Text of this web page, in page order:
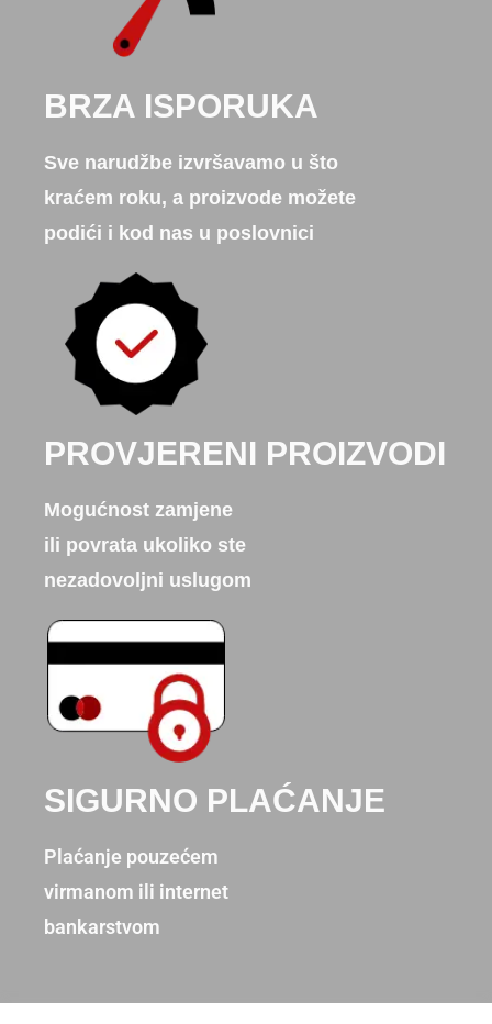
BRZA ISPORUKA
Sve narudžbe izvršavamo u što
kraćem roku, a proizvode možete
podići i kod nas u poslovnici
PROVJERENI PROIZVODI
Mogućnost zamjene
ili povrata ukoliko ste
nezadovoljni uslugom
SIGURNO PLAĆANJE
Plaćanje pouzećem
virmanom ili internet
bankarstvom